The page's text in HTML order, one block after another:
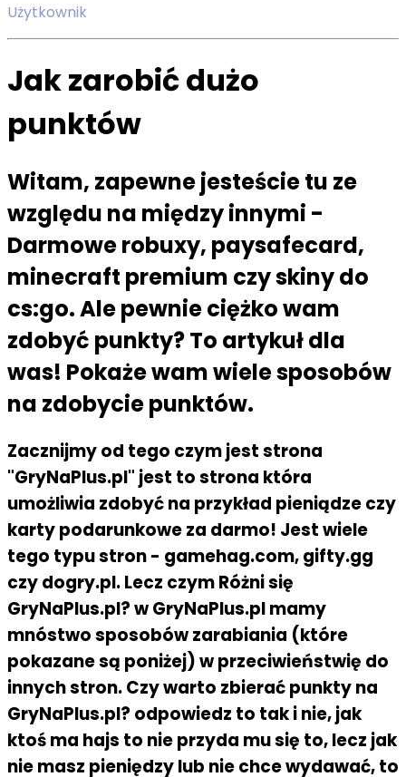
Użytkownik
Jak zarobić dużo
punktów
Witam, zapewne jesteście tu ze
względu na między innymi -
Darmowe robuxy, paysafecard,
minecraft premium czy skiny do
cs:go. Ale pewnie ciężko wam
zdobyć punkty? To artykuł dla
was! Pokaże wam wiele sposobów
na zdobycie punktów.
Zacznijmy od tego czym jest strona
"GryNaPlus.pl" jest to strona która
umożliwia zdobyć na przykład pieniądze czy
karty podarunkowe za darmo! Jest wiele
tego typu stron - gamehag.com, gifty.gg
czy dogry.pl. Lecz czym Różni się
GryNaPlus.pl? w GryNaPlus.pl mamy
mnóstwo sposobów zarabiania (które
pokazane są poniżej) w przeciwieństwię do
innych stron. Czy warto zbierać punkty na
GryNaPlus.pl? odpowiedz to tak i nie, jak
ktoś ma hajs to nie przyda mu się to, lecz jak
nie masz pieniędzy lub nie chce wydawać, to